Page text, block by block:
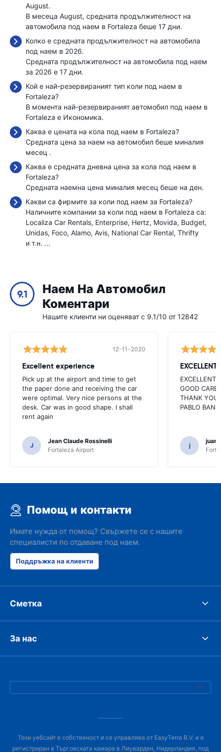
August.
В месеца August, средната продължителност на
автомобила под наем в Fortaleza беше 17 дни.
Колко е средната продължителност на автомобила
под наем в 2026.
Средната продължителност на автомобила под наем
за 2026 е 17 дни.
Кой е най-резервираният тип коли под наем в
Fortaleza?
В момента най-резервираният автомобил под наем в
Fortaleza е Икономика.
Каква е цената на кола под наем в Fortaleza?
Средната цена за наем на автомобил беше миналия
месец .
Каква е средната дневна цена за кола под наем в
Fortaleza?
Средната наемна цена миналия месец беше на ден.
Какви са фирмите за коли под наем за Fortaleza?
Наличните компании за коли под наем в Fortaleza са:
Localiza Car Rentals Enterprise Hertz Movida Budget
Unidas Foco Alamo Avis National Car Rental Thrifty
и т.н. ...
9.1
Наем На Автомобил
Коментари
Нашите клиенти ни оценяват с 9.1/10 от 12842
12-11-2020
Excellent experience
Pick up at the airport and time to get
the paper done and receiving the car
were optimal. Very nice persons at the
desk. Car was in good shape. I shall
rent again
J
Jean Claude Rossinelli
Fortaleza Airport
EXCELLENT
EXCELLENT
GOOD
THANK YOU
PABLO
j
juan
Помощ и контакти
Имате нужда от помощ? Свържете се с нашите
специалисти по отдаване под наем.
Поддръжка на клиенти
Сметка
За нас
Този уебсайт е собственост и се управлява от EasyTerra B.V. и е
регистриран в Търговската камара в Лиуварден, Нидерландия, под